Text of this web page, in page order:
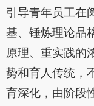
引导青年员工在
基、锤炼理论品
原理、重实践的
势和育人传统，
育深化，由阶段